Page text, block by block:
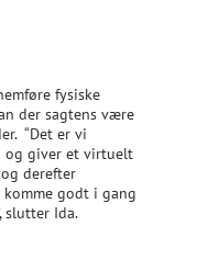
fysiske
der sagtens være
“Det er vi
og giver et virtuelt
derefter
godt i gang
slutter Ida.